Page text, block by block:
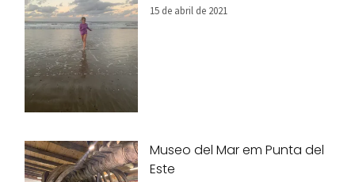
15 de abril de 2021
Museo del Mar em Punta del
Este